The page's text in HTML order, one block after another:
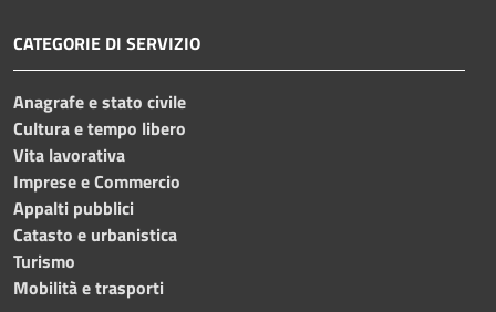
CATEGORIE DI SERVIZIO
Anagrafe e stato civile
Cultura e tempo libero
Vita lavorativa
Imprese e Commercio
Appalti pubblici
Catasto e urbanistica
Turismo
Mobilità e trasporti